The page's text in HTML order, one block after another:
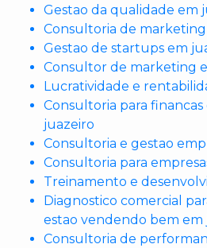
Gestao da qualidade em
Consultoria de
Gestao de startups em
Consultor de marketing
Lucratividade e
Consultoria para
juazeiro
Consultoria e gestao
Consultoria para
Treinamento e
Diagnostico comercial
estao vendendo bem em
Consultoria de